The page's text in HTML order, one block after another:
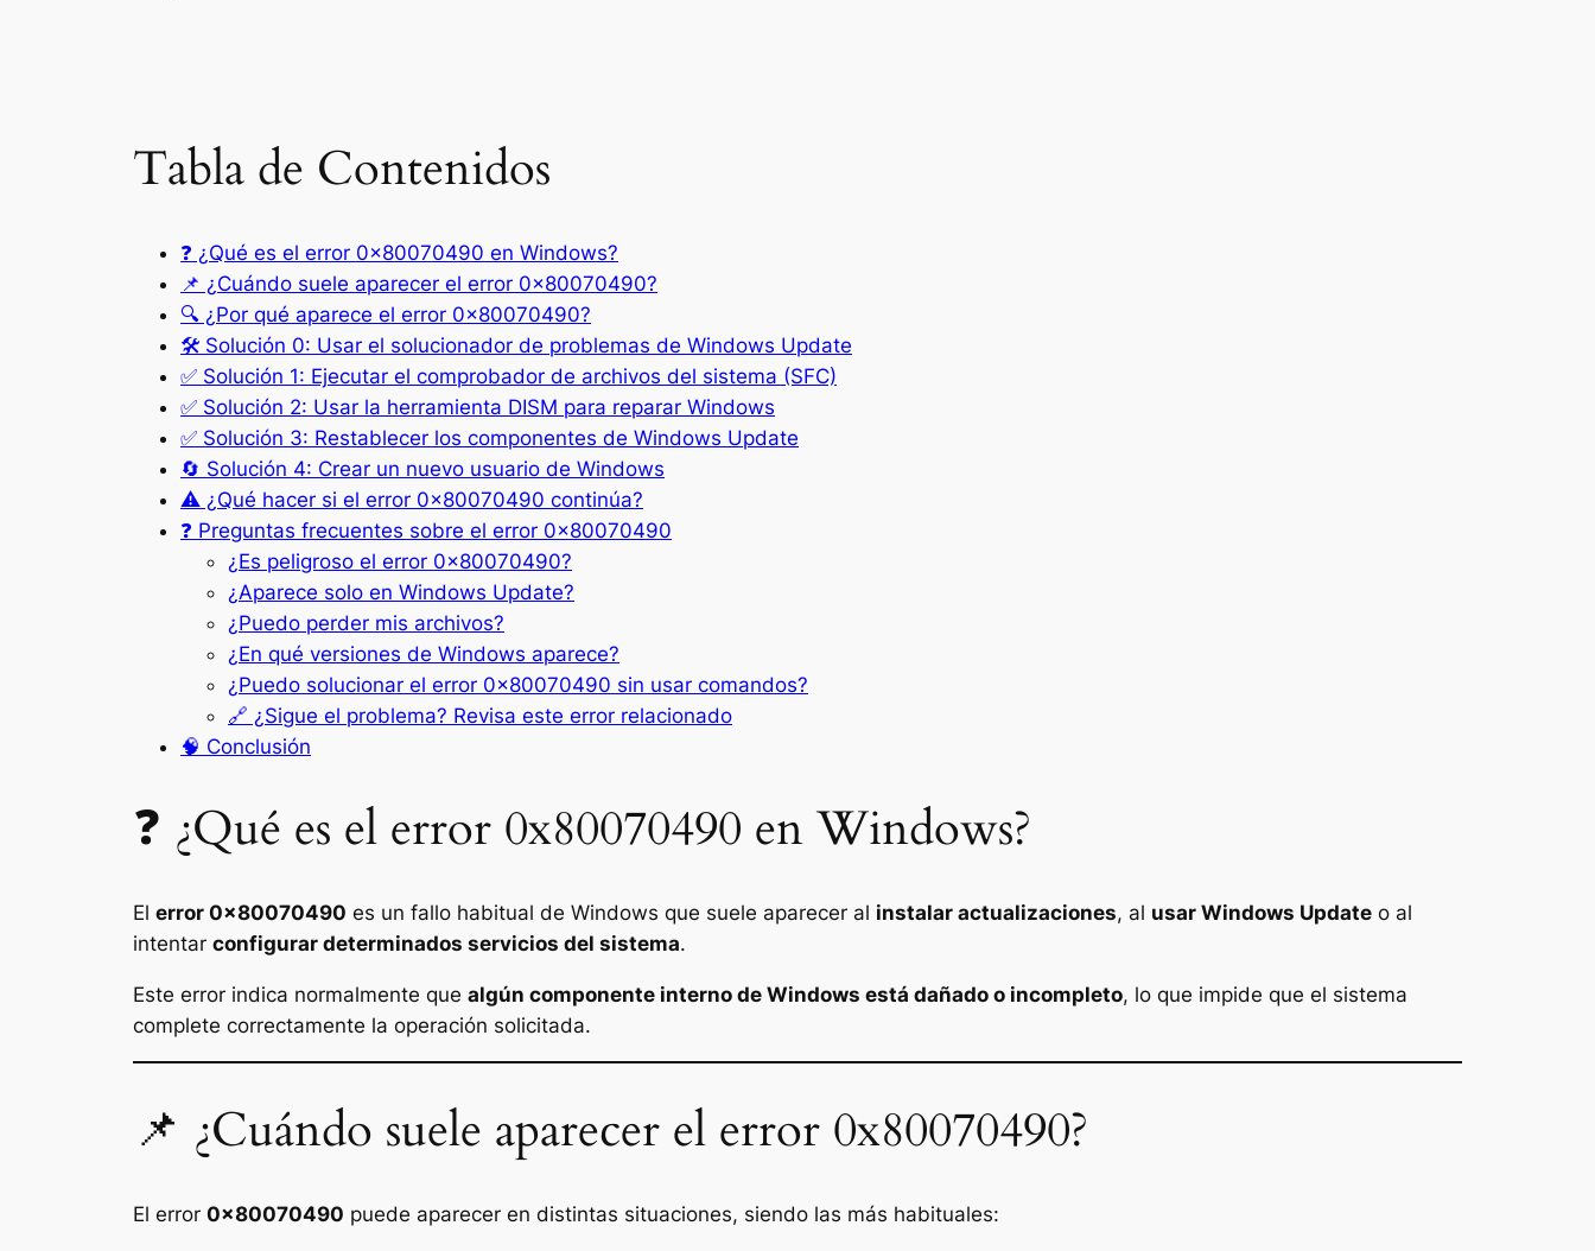
Tabla de Contenidos
❓ ¿Qué es el error 0x80070490 en Windows?
📌 ¿Cuándo suele aparecer el error 0x80070490?
🔍 ¿Por qué aparece el error 0x80070490?
🛠️ Solución 0: Usar el solucionador de problemas de Windows Update
✅ Solución 1: Ejecutar el comprobador de archivos del sistema (SFC)
✅ Solución 2: Usar la herramienta DISM para reparar Windows
✅ Solución 3: Restablecer los componentes de Windows Update
🔄 Solución 4: Crear un nuevo usuario de Windows
⚠️ ¿Qué hacer si el error 0x80070490 continúa?
❓ Preguntas frecuentes sobre el error 0x80070490
¿Es peligroso el error 0x80070490?
¿Aparece solo en Windows Update?
¿Puedo perder mis archivos?
¿En qué versiones de Windows aparece?
¿Puedo solucionar el error 0x80070490 sin usar comandos?
🔗 ¿Sigue el problema? Revisa este error relacionado
🧠 Conclusión
❓ ¿Qué es el error 0x80070490 en Windows?
El error 0x80070490 es un fallo habitual de Windows que suele aparecer al instalar actualizaciones, al usar Windows Update o al
intentar configurar determinados servicios del sistema.
Este error indica normalmente que algún componente interno de Windows está dañado o incompleto, lo que impide que el sistema
complete correctamente la operación solicitada.
📌 ¿Cuándo suele aparecer el error 0x80070490?
El error 0x80070490 puede aparecer en distintas situaciones, siendo las más habituales: